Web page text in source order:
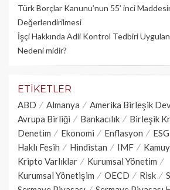
Türk Borçlar Kanunu’nun 55’ inci
Değerlendirilmesi
İşçi Hakkında Adli Kontrol Tedbiri
Nedeni midir?
ETIKETLER
ABD Almanya Amerika Birleşik
Avrupa Birliği
Bankacılık Birleşik
Denetim
Ekonomi Enflasyon ESG
Haklı Fesih
Hindistan IMF
Kripto Varlıklar
Kurumsal Yönetim
Kurumsal Yönetişim
OECD Risk